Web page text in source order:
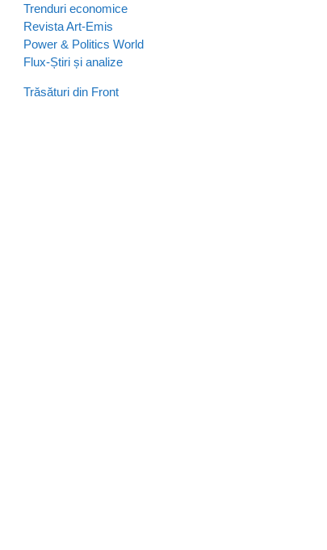
Trenduri economice
Revista Art-Emis
Power & Politics World
Flux-Știri și analize
Trăsături din Front